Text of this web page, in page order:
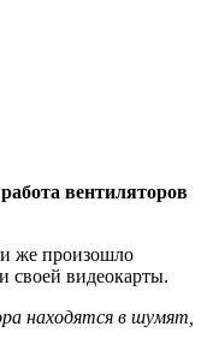
вентиляторов
же произошло
своей видеокарты.
находятся в шумят,